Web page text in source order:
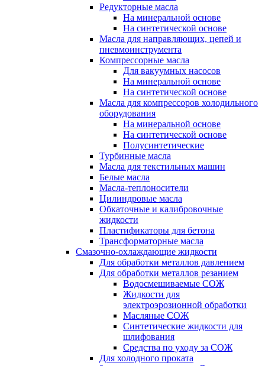
Редукторные масла
На минеральной основе
На синтетической основе
Масла для направляющих, цепей и
пневмоинструмента
Компрессорные масла
Для вакуумных насосов
На минеральной основе
На синтетической основе
Масла для компрессоров холодильного
оборудования
На минеральной основе
На синтетической основе
Полусинтетические
Турбинные масла
Масла для текстильных машин
Белые масла
Масла-теплоносители
Цилиндровые масла
Обкаточные и калибровочные
жидкости
Пластификаторы для бетона
Трансформаторные масла
Смазочно-охлаждающие жидкости
Для обработки металлов давлением
Для обработки металлов резанием
Водосмешиваемые СОЖ
Жидкости для
электроэрозионной обработки
Масляные СОЖ
Синтетические жидкости для
шлифования
Средства по уходу за СОЖ
Для холодного проката